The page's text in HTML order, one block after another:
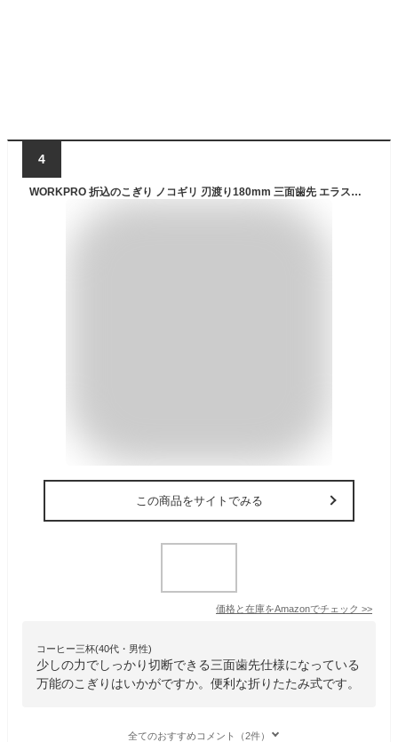
4
WORKPRO 折込のこぎり ノコギリ 刃渡り180mm 三面歯先 エラストマ樹脂グリップ 安全ロックボタン付き キャンプ 木工 園芸用のこぎり 最大剪定直径:枝切り350mm、生木200mm
この商品をサイトでみる
価格と在庫をAmazonでチェック >>
コーヒー三杯(40代・男性)
少しの力でしっかり切断できる三面歯先仕様になっている
万能のこぎりはいかがですか。便利な折りたたみ式です。
全てのおすすめコメント（2件）